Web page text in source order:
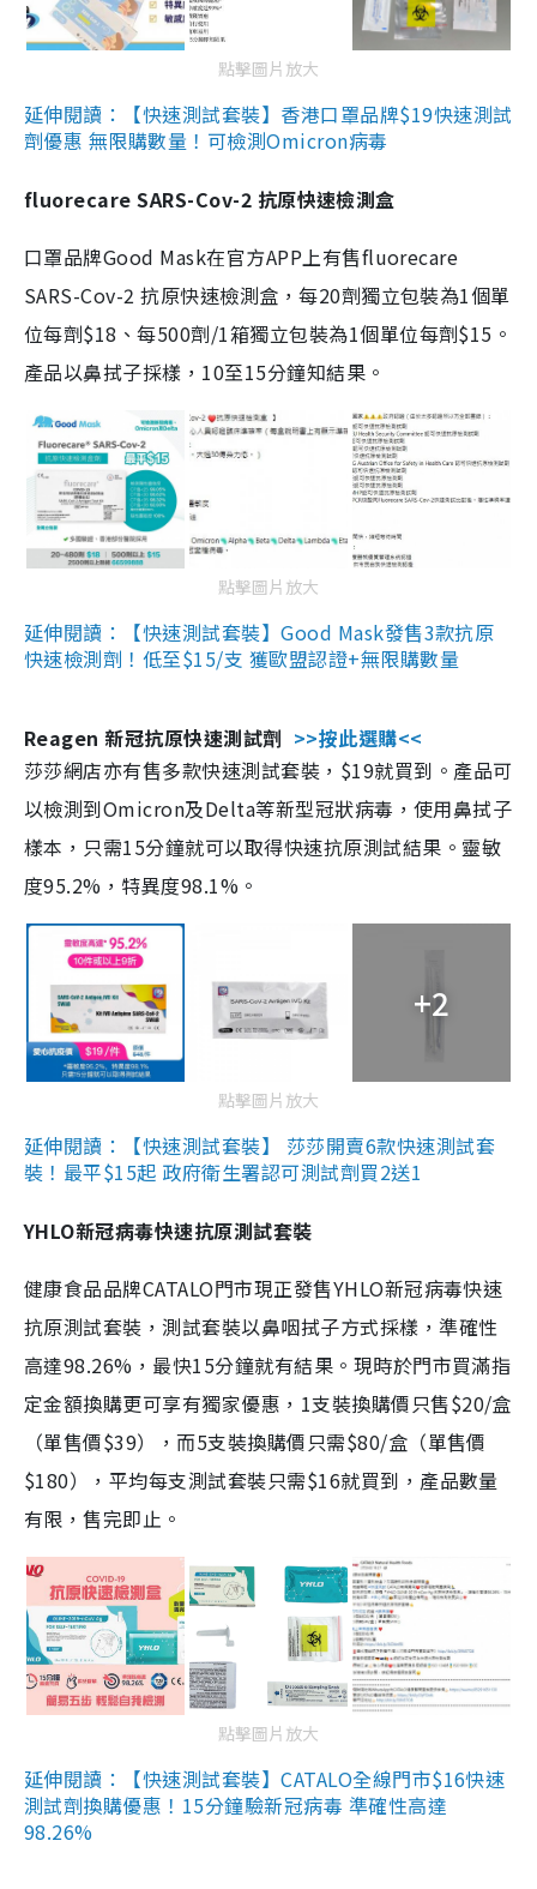
點擊圖片放大
延伸閱讀：【快速測試套裝】香港口罩品牌$19快速測試
劑優惠 無限購數量！可檢測Omicron病毒
fluorecare SARS-Cov-2 抗原快速檢測盒
口罩品牌Good Mask在官方APP上有售fluorecare
SARS-Cov-2 抗原快速檢測盒，每20劑獨立包裝為1個單
位每劑$18、每500劑/1箱獨立包裝為1個單位每劑$15。
產品以鼻拭子採樣，10至15分鐘知結果。
點擊圖片放大
延伸閱讀：【快速測試套裝】Good Mask發售3款抗原
快速檢測劑！低至$15/支 獲歐盟認證+無限購數量
Reagen 新冠抗原快速測試劑 >>按此選購<<
莎莎網店亦有售多款快速測試套裝，$19就買到。產品可
以檢測到Omicron及Delta等新型冠狀病毒，使用鼻拭子
樣本，只需15分鐘就可以取得快速抗原測試結果。靈敏
度95.2%，特異度98.1%。
+2
點擊圖片放大
延伸閱讀：【快速測試套裝】 莎莎開賣6款快速測試套
裝！最平$15起 政府衛生署認可測試劑買2送1
YHLO新冠病毒快速抗原測試套裝
健康食品品牌CATALO門市現正發售YHLO新冠病毒快速
抗原測試套裝，測試套裝以鼻咽拭子方式採樣，準確性
高達98.26%，最快15分鐘就有結果。現時於門市買滿指
定金額換購更可享有獨家優惠，1支裝換購價只售$20/盒
（單售價$39），而5支裝換購價只需$80/盒（單售價
$180），平均每支測試套裝只需$16就買到，產品數量
有限，售完即止。
點擊圖片放大
延伸閱讀：【快速測試套裝】CATALO全線門市$16快速
測試劑換購優惠！15分鐘驗新冠病毒 準確性高達
98.26%